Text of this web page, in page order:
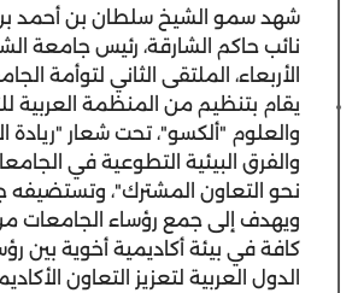
شهد سمو الشيخ سلطان بن أحمد
نائب حاكم الشارقة، رئيس جامعة
الأربعاء، الملتقى الثاني لتوأمة
يقام بتنظيم من المنظمة العربية
والعلوم "ألكسو"، تحت شعار "ريادة
والفرق البيئية التطوعية في
نحو التعاون المشترك"، وتستضيفه
ويهدف إلى جمع رؤساء الجامعات من
كافة في بيئة أكاديمية أخوية بين
الدول العربية لتعزيز التعاون